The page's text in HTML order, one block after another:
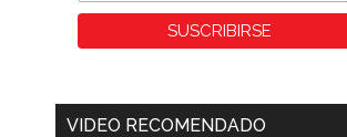
VIDEO RECOMENDADO